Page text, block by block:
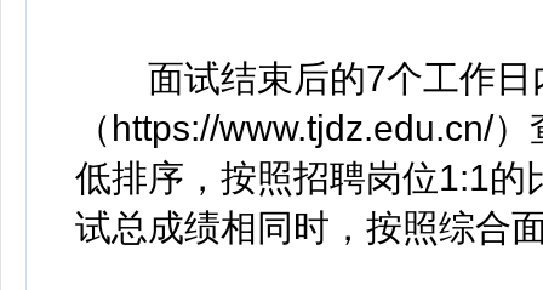
面试结束后的7个工作日
（https://www.tjdz.edu.cn/
低排序，按照招聘岗位1:1
试总成绩相同时，按照综合